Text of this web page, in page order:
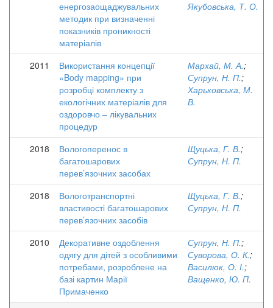
енергозаощаджувальних
методик при визначенні
показників проникності
матеріалів
Якубовська, Т. О.
2011
Використання концепції
«Body mapping» при
розробці комплекту з
екологічних матеріалів для
оздоровчо – лікувальних
процедур
Мархай, М. А.;
Супрун, Н. П.;
Харьковська, М.
В.
2018
Вологоперенос в
багатошарових
перев’язочних засобах
Щуцька, Г. В.;
Супрун, Н. П.
2018
Вологотранспортні
властивості багатошарових
перев’язочних засобів
Щуцька, Г. В.;
Супрун, Н. П.
2010
Декоративне оздоблення
одягу для дітей з особливими
потребами, розроблене на
базі картин Марії
Примаченко
Супрун, Н. П.;
Суворова, О. К.;
Василюк, О. І.;
Ващенко, Ю. П.